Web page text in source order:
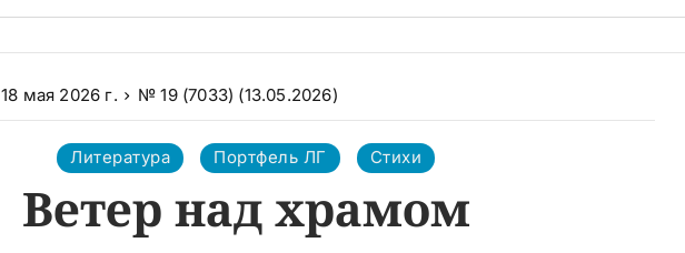
18 мая 2026 г. № 19 (7033) (13.05.2026)
Литература Портфель ЛГ Стихи
Ветер над храмом